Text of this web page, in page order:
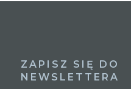
ZAPISZ SIĘ DO
NEWSLETTERA